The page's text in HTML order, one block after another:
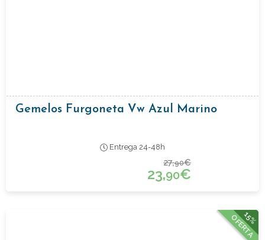
Gemelos Furgoneta Vw Azul Marino
Entrega 24-48h
27,90€
23,90€
15%
OFERTA